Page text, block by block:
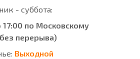
- суббота:
17:00 по Московскому
перерыва)
Выходной